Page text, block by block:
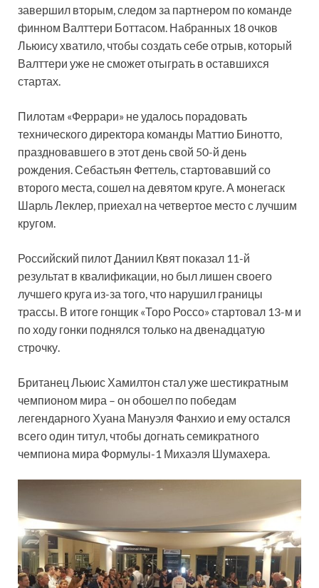
завершил вторым, следом за партнером по команде
финном Валттери Боттасом. Набранных 18 очков
Льюису хватило, чтобы создать себе отрыв, который
Валттери уже не сможет отыграть в оставшихся
стартах.
Пилотам «Феррари» не удалось порадовать
технического директора команды Маттио Бинотто,
праздновавшего в этот день свой 50-й день
рождения. Себастьян Феттель, стартовавший со
второго места, сошел на девятом круге. А монегаск
Шарль Леклер, приехал на четвертое место с лучшим
кругом.
Российский пилот Даниил Квят показал 11-й
результат в квалификации, но был лишен своего
лучшего круга из-за того, что нарушил границы
трассы. В итоге гонщик «Торо Россо» стартовал 13-м и
по ходу гонки поднялся только на двенадцатую
строчку.
Британец Льюис Хамилтон стал уже шестикратным
чемпионом мира – он обошел по победам
легендарного Хуана Мануэля Фанхио и ему остался
всего один титул, чтобы догнать семикратного
чемпиона мира Формулы-1 Михаэля Шумахера.